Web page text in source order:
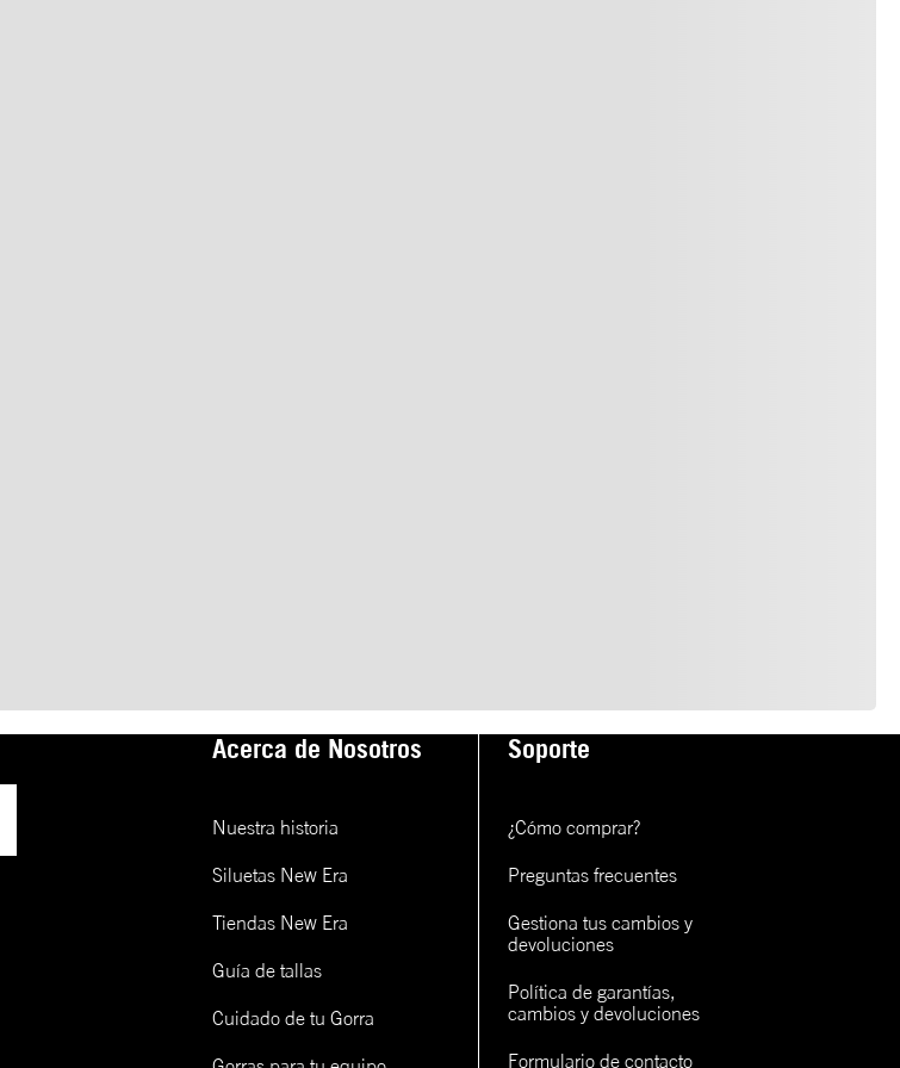
Acerca de Nosotros
Nuestra historia
Siluetas New Era
Tiendas New Era
Guía de tallas
Cuidado de tu Gorra
Soporte
¿Cómo comprar?
Preguntas frecuentes
Gestiona tus cambios y
devoluciones
Política de garantías,
cambios y devoluciones
Formulario de contacto